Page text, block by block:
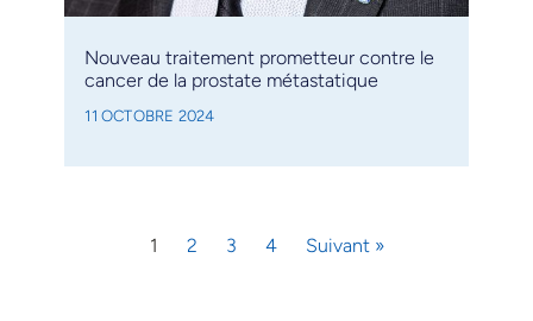
Nouveau traitement prometteur contre le
cancer de la prostate métastatique
11 OCTOBRE 2024
1 2 3 4 Suivant »